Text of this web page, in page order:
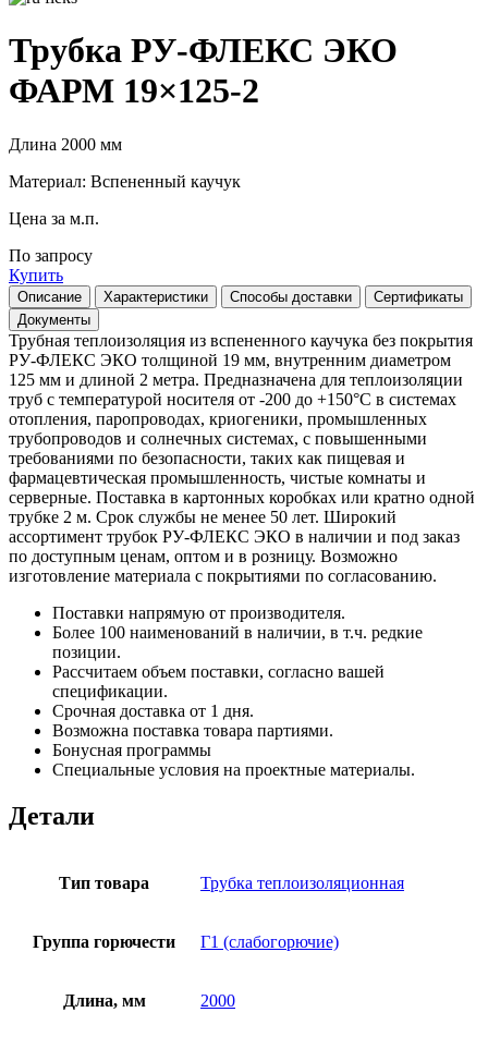
Трубка РУ-ФЛЕКС ЭКО
ФАРМ 19×125-2
Длина 2000 мм
Материал: Вспененный каучук
Цена за м.п.
По запросу
Купить
Описание Характеристики Способы доставки
Сертификаты
Документы
Трубная теплоизоляция из вспененного каучука без покрытия
РУ-ФЛЕКС ЭКО толщиной 19 мм, внутренним диаметром
125 мм и длиной 2 метра. Предназначена для теплоизоляции
труб с температурой носителя от -200 до +150°С в системах
отопления, паропроводах, криогеники, промышленных
трубопроводов и солнечных системах, с повышенными
требованиями по безопасности, таких как пищевая и
фармацевтическая промышленность, чистые комнаты и
серверные. Поставка в картонных коробках или кратно одной
трубке 2 м. Срок службы не менее 50 лет. Широкий
ассортимент трубок РУ-ФЛЕКС ЭКО в наличии и под заказ
по доступным ценам, оптом и в розницу. Возможно
изготовление материала с покрытиями по согласованию.
Поставки напрямую от производителя.
Более 100 наименований в наличии, в т.ч. редкие
позиции.
Рассчитаем объем поставки, согласно вашей
спецификации.
Срочная доставка от 1 дня.
Возможна поставка товара партиями.
Бонусная программы
Специальные условия на проектные материалы.
Детали
Тип товара Трубка теплоизоляционная
Группа горючести Г1 (слабогорючие)
Длина, мм 2000